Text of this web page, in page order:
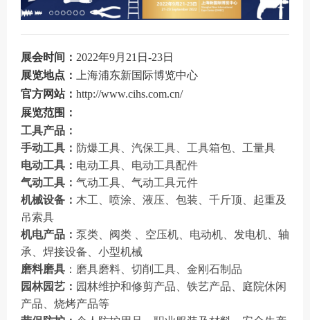
展会时间： 2022年9月21日-23日
展览地点：
上海浦东新国际博览中心
官方网站： http://www.cihs.com.cn/
展览范围：
工具产品：
手动工具： 防爆工具、汽保工具、工具箱包、工量具
电动工具 ： 电动工具、电动工具配件
气动工具 ： 气动工具、气动工具元件
机械设备： 木工、喷涂、液压、包装、千斤顶、起重及
吊索具
机电产品： 泵类、阀类 、空压机、电动机、发电机、轴
承、焊接设备、小型机械
磨料磨具 ： 磨具磨料、切削工具、金刚石制品
园林园艺： 园林维护和修剪产品、铁艺产品、庭院休闲
产品、烧烤产品等